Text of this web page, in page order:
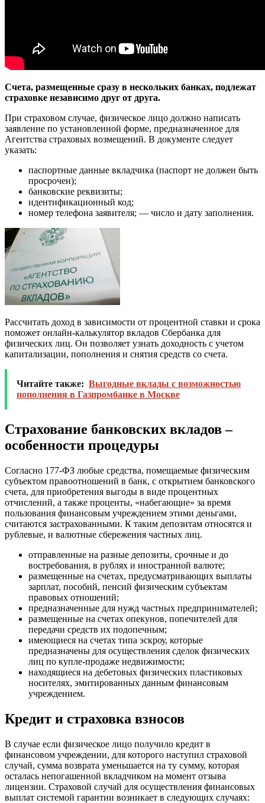
Счета, размещенные сразу в нескольких банках, подлежат
страховке независимо друг от друга.
При страховом случае, физическое лицо должно написать
заявление по установленной форме, предназначенное для
Агентства страховых возмещений. В документе следует
указать:
паспортные данные вкладчика (паспорт не должен быть
просрочен);
банковские реквизиты;
идентификационный код;
номер телефона заявителя; — число и дату заполнения.
Рассчитать доход в зависимости от процентной ставки и срока
поможет онлайн-калькулятор вкладов Сбербанка для
физических лиц. Он позволяет узнать доходность с учетом
капитализации, пополнения и снятия средств со счета.
Читайте также: Выгодные вклады с возможностью
пополнения в Газпромбанке в Москве
Страхование банковских вкладов –
особенности процедуры
Согласно 177-ФЗ любые средства, помещаемые физическим
субъектом правоотношений в банк, с открытием банковского
счета, для приобретения выгоды в виде процентных
отчислений, а также проценты, «набегающие» за время
пользования финансовым учреждением этими деньгами,
считаются застрахованными. К таким депозитам относятся и
рублевые, и валютные сбережения частных лиц.
отправленные на разные депозиты, срочные и до
востребования, в рублях и иностранной валюте;
размещенные на счетах, предусматривающих выплаты
зарплат, пособий, пенсий физическим субъектам
правовых отношений;
предназначенные для нужд частных предпринимателей;
размещенные на счетах опекунов, попечителей для
передачи средств их подопечным;
имеющиеся на счетах типа эскроу, которые
предназначены для осуществления сделок физических
лиц по купле-продаже недвижимости;
находящиеся на дебетовых физических пластиковых
носителях, эмитированных данным финансовым
учреждением.
Кредит и страховка взносов
В случае если физическое лицо получило кредит в
финансовом учреждении, для которого наступил страховой
случай, сумма возврата уменьшается на ту сумму, которая
осталась непогашенной вкладчиком на момент отзыва
лицензии. Страховой случай для осуществления финансовых
выплат системой гарантии возникает в следующих случаях: